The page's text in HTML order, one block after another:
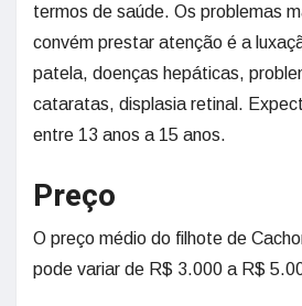
termos de saúde. Os problemas
convém prestar atenção é a
patela, doenças hepáticas,
cataratas, displasia retinal.
entre 13 anos a 15 anos.
Preço
O preço médio do filhote de
pode variar de R$ 3.000 a R$